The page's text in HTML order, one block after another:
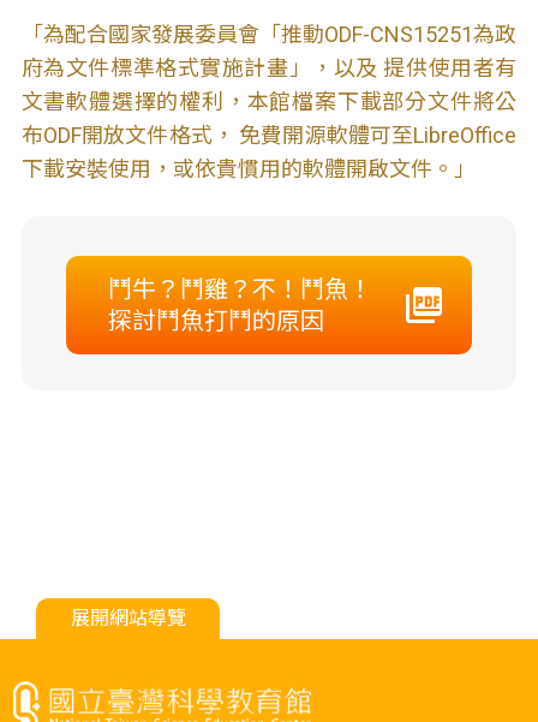
「為配合國家發展委員會「推動ODF-CNS15251為政
府為文件標準格式實施計畫」，以及 提供使用者有
文書軟體選擇的權利，本館檔案下載部分文件將公
布ODF開放文件格式， 免費開源軟體可至LibreOffice
下載安裝使用，或依貴慣用的軟體開啟文件。」
鬥牛？鬥雞？不！鬥魚！
探討鬥魚打鬥的原因
展開網站導覽